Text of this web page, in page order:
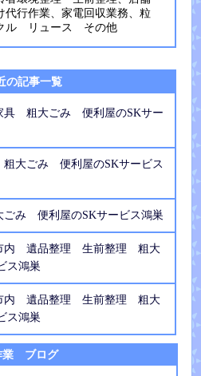
代行作業、家電回収業務、粒
ル リュース その他
の記事一覧
具 粗大ごみ 便利屋のSKサー
大ごみ 便利屋のSKサービス
み 便利屋のSKサービス鴻巣
内 遺品整理 生前整理 粗大
ス鴻巣
内 遺品整理 生前整理 粗大
ス鴻巣
業 ブログ